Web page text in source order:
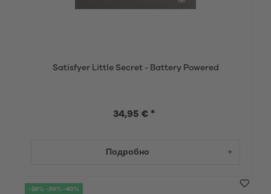
Satisfyer Little Secret - Battery Powered
34,95 € *
Подробно
-20% -30% -40%